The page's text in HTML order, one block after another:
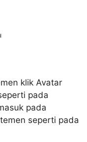
klik Avatar
pada
pada
seperti pada